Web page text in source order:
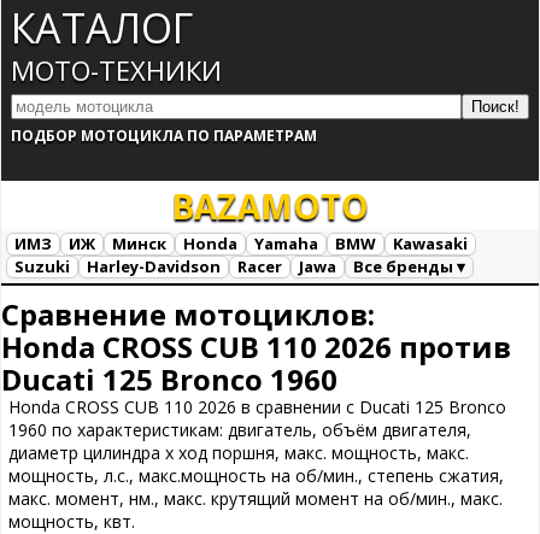
КАТАЛОГ
МОТО-ТЕХНИКИ
ПОДБОР МОТОЦИКЛА ПО ПАРАМЕТРАМ
BAZAMOTO
ИМЗ ИЖ Минск Honda Yamaha BMW
Kawasaki
Suzuki
Harley-Davidson Racer Jawa
Все бренды ▾
Сравнение мотоциклов:
Honda CROSS CUB 110 2026 против
Ducati 125 Bronco 1960
Honda CROSS CUB 110 2026 в сравнении с Ducati 125 Bronco
1960 по характеристикам: двигатель, объём двигателя,
диаметр цилиндра х ход поршня, макс. мощность, макс.
мощность, л.с., макс.мощность на об/мин., степень сжатия,
макс. момент, нм., макс. крутящий момент на об/мин., макс.
мощность, квт.